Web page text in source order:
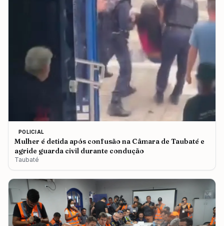
POLICIAL
Mulher é detida após confusão na Câmara de Taubaté e
agride guarda civil durante condução
Taubaté